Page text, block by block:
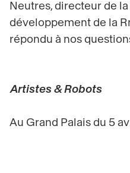
Neutres, directeur de
développement de la
répondu à nos
Artistes & Robots
Au Grand Palais du 5